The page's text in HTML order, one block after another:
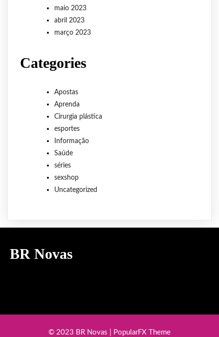
maio 2023
abril 2023
março 2023
Categories
Apostas
Aprenda
Cirurgia plástica
esportes
Informação
Saúde
séries
sexshop
Uncategorized
BR Novas
© 2023 BR Novas | PopularFX Theme